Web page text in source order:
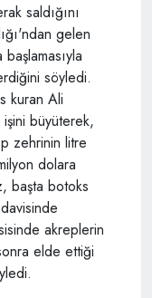
saldığını
gelen
söyledi.
kuran Ali
işini büyüterek,
zehrinin litre
dolara
başta botoks
akreplerin
elde ettiği